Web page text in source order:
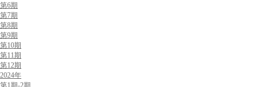
第6期
第7期
第8期
第9期
第10期
第11期
第12期
2024年
第1期-2期